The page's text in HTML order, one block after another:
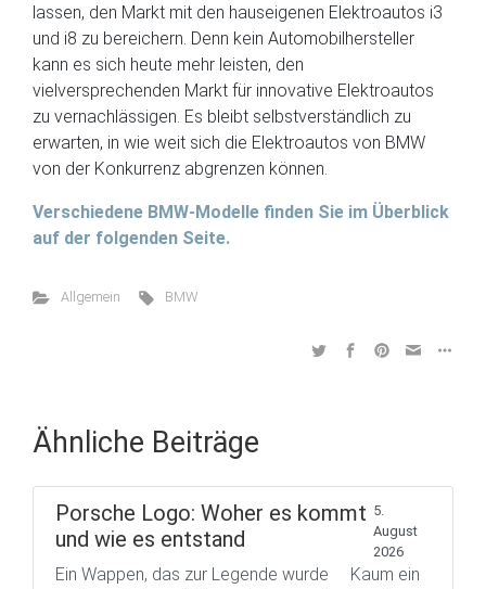
lassen, den Markt mit den hauseigenen Elektroautos i3
und i8 zu bereichern. Denn kein Automobilhersteller
kann es sich heute mehr leisten, den
vielversprechenden Markt für innovative Elektroautos
zu vernachlässigen. Es bleibt selbstverständlich zu
erwarten, in wie weit sich die Elektroautos von BMW
von der Konkurrenz abgrenzen können.
Verschiedene BMW-Modelle finden Sie im Überblick
auf der folgenden Seite.
Allgemein BMW
Ähnliche Beiträge
Porsche Logo: Woher es kommt
und wie es entstand
5.
August
2026
Ein Wappen, das zur Legende wurde Kaum ein